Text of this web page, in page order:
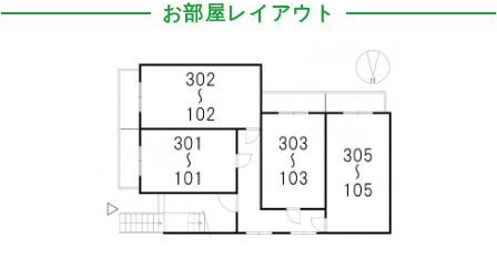
お部屋レイアウト